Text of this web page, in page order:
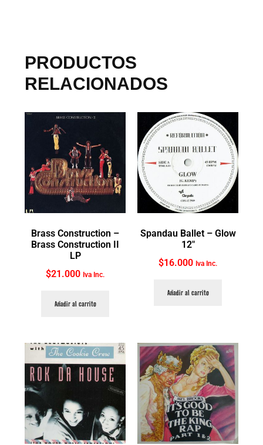
PRODUCTOS
RELACIONADOS
Brass Construction ‎–
Brass Construction II
LP
$21.000 Iva Inc.
Añadir al carrito
Spandau Ballet ‎– Glow
12″
$16.000 Iva Inc.
Añadir al carrito